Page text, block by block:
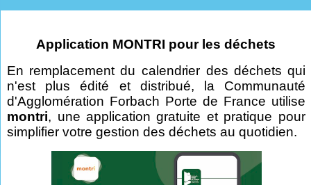
Application MONTRI pour les déchets
En remplacement du calendrier des déchets qui
n'est plus édité et distribué, la Communauté
d'Agglomération Forbach Porte de France utilise
montri, une application gratuite et pratique pour
simplifier votre gestion des déchets au quotidien.